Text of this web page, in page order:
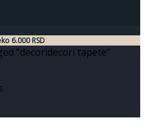
6.000 RSD
“decoridecori tapete”